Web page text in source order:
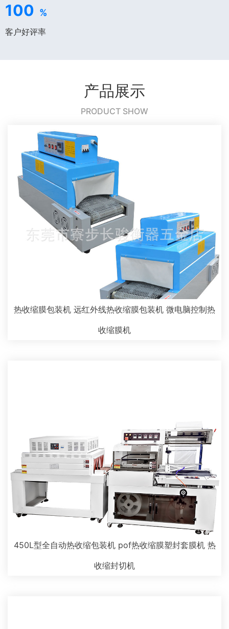
100 %
客户好评率
产品展示
PRODUCT SHOW
热收缩膜包装机 远红外线热收缩膜包装机 微电脑控制热
收缩膜机
450L型全自动热收缩包装机 pof热收缩膜塑封套膜机 热
收缩封切机